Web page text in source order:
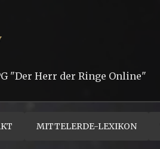
"Der Herr der Ringe Online"
MITTELERDE-LEXIKON